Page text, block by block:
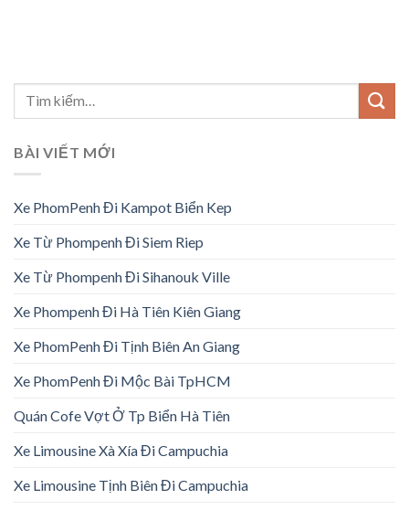
BÀI VIẾT MỚI
Xe PhomPenh Đi Kampot Biển Kep
Xe Từ Phompenh Đi Siem Riep
Xe Từ Phompenh Đi Sihanouk Ville
Xe Phompenh Đi Hà Tiên Kiên Giang
Xe PhomPenh Đi Tịnh Biên An Giang
Xe PhomPenh Đi Mộc Bài TpHCM
Quán Cofe Vợt Ở Tp Biển Hà Tiên
Xe Limousine Xà Xía Đi Campuchia
Xe Limousine Tịnh Biên Đi Campuchia